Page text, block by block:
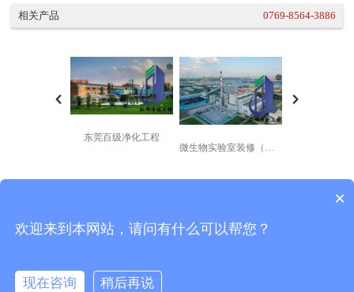
相关产品 0769-8564-3886
东莞百级净化工程
微生物实验室装修（百级洁净室装修）
×
欢迎来到本网站，请问有什么可以帮您？
现在咨询 稍后再说